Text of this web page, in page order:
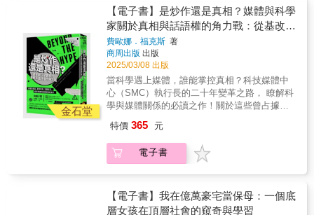
圖草草結案，認為研究團隊同意撤回論文，就
沒有必要繼續調查之時，她仍下定決心繼續追
蹤，訪問當事者以及多位關係人，企圖揭開事
件背後所潛藏的層層問題。 不當行為的歷史和
科學的歷史共存是不爭的事實。希望本書能夠
成為契機，讓大眾思考如何創造出難以發生不
當行為的環境，以及不當行為發生時該如何處
理。打造讓科學家──甚或任何人都能保持誠實
的社會，也許正是當今社會最需要的齊心努力
的目標。
並真正面對歷史罪行？這是一本揭示我們當下
思考與感受方式的書，同時也是我們時代的智
識冒險故事。★第一屆女性非虛構寫作獎
（Women's Prize for Non-Fiction）得主★《紐
約時報》年度備受關注好書★《時代雜誌》年
度十大最佳書籍好評推薦方念萱｜國立政治大
學傳播學院副教授王孝勇｜靜宜大學大眾傳播
學系特聘教授╱文化研究學會第十三屆理事長
別研究所教授、《傳播研究與實踐》主編阿潑
瞿宛文｜中央研究院人社中心兼任研究員（依
姓名筆畫排序）
不管在家裡與職場，常常必須擔負重任，但遺
產分配或升遷這些好處，卻常常沒她們的份。
為了探究「長女」如何養成，又有什麼樣的處
境，作者透過觀察與採訪，紀錄了十幾位長女
的生命故事，涵蓋不同世代與階級。 這些故事
呈現了當代台灣「女兒」、「女性」在家庭的
角色，揭開那些理所當然的期待，如何造成長
女症候群，讓她們在家庭與職場，總是成為過
度承擔的人。 【長女內心話】 「為什麼弟弟妹
妹出生，我就要長大？」 「為什麼大的就要讓
性離職嗎？」 「如果我不扛起來，就沒有人會
做了。」 「與其交給別人，不如自己做比較
快。」 「我是媽媽最親密的夥伴，有義務要幫
【長女特質】  懂事、自我要求高，認真負
責、會照顧身邊的人  傾向獨立作業，不仰賴
金石堂
【電子書】是炒作還是真相？媒體與科學
家關於真相與話語權的角力戰：從基改食
品、動物實驗、混種研究、疫苗爭議到疫
情報導的製作
費歐娜．福克斯 著
商周出版 出版
2025/03/08 出版
當科學遇上媒體，誰能掌控真相？科技媒體中
心（SMC）執行長的二十年變革之路， 瞭解科
學與媒體關係的必讀之作！關於這些曾占據新
改造食品、輻射食品、新冠疫苗……什麼是事
實？什麼又是媒體炒作、政治操弄？走過這些
熟悉的事件，媒體的報導與科學事實的說明影
任的作品。當科學真相不再簡單直接，當新聞
標題背後暗藏利益與操作，《是炒作還是真
特價 365 元
電子書
【電子書】我在億萬豪宅當保母：一個底
層女孩在頂層社會的窺奇與學習